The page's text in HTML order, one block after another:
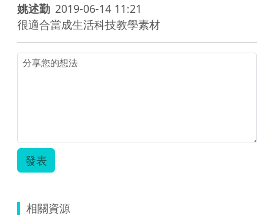
姚述勤 2019-06-14 11:21
很適合當成生活科技教學素材
發表
相關資源